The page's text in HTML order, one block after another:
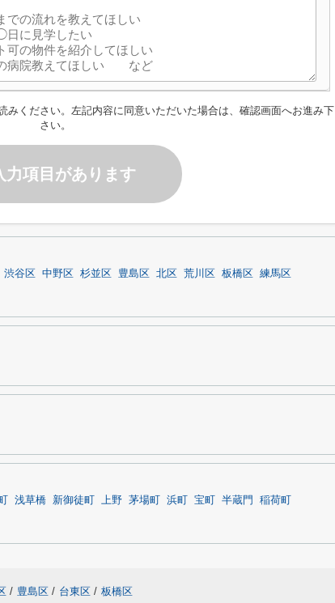
みください。左記内容に同意いただいた場合は、確認画面へお進み下
さい。
力項目があります
渋谷区 中野区 杉並区 豊島区 北区 荒川区 板橋区
練馬区
浅草橋 新御徒町 上野 茅場町 浜町 宝町 半蔵門
稲荷町
/ 豊島区 / 台東区 / 板橋区